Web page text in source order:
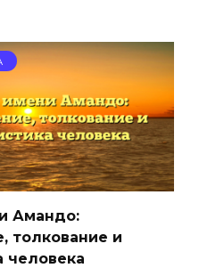
Амандо:
толкование и
человека